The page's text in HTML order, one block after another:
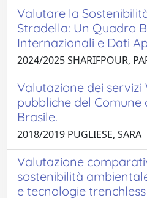
Valutare la
Stradella: Un Quadro
Internazionali e Dati
2024/2025 SHARIFPOUR,
Valutazione dei servizi
pubbliche del Comune
Brasile.
2018/2019 PUGLIESE, SARA
Valutazione
sostenibilità
e tecnologie